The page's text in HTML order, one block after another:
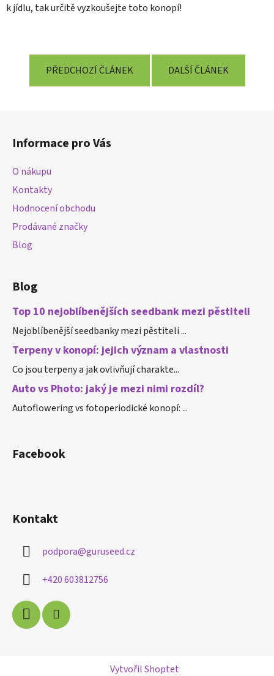
k jídlu, tak určitě vyzkoušejte toto konopí!
PŘEDCHOZÍ ČLÁNEK DALŠÍ ČLÁNEK
Informace pro Vás
O nákupu
Kontakty
Hodnocení obchodu
Prodávané značky
Blog
Blog
Top 10 nejoblíbenějších seedbank mezi pěstiteli
Nejoblíbenější seedbanky mezi pěstiteli ...
Terpeny v konopí: jejich význam a vlastnosti
Co jsou terpeny a jak ovlivňují charakte...
Auto vs Photo: jaký je mezi nimi rozdíl?
Autoflowering vs fotoperiodické konopí: ...
Facebook
Kontakt
podpora@guruseed.cz
+420 603812756
Vytvořil Shoptet